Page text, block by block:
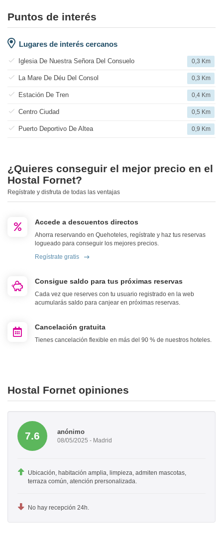
Puntos de interés
Lugares de interés cercanos
Iglesia De Nuestra Señora Del Consuelo 0,3 Km
La Mare De Déu Del Consol 0,3 Km
Estación De Tren 0,4 Km
Centro Ciudad 0,5 Km
Puerto Deportivo De Altea 0,9 Km
¿Quieres conseguir el mejor precio en el
Hostal Fornet?
Regístrate y disfruta de todas las ventajas
Accede a descuentos directos
Ahorra reservando en Quehoteles, regístrate y haz tus reservas
logueado para conseguir los mejores precios.
Regístrate gratis
Consigue saldo para tus próximas reservas
Cada vez que reserves con tu usuario registrado en la web
acumularás saldo para canjear en próximas reservas.
Cancelación gratuita
Tienes cancelación flexible en más del 90 % de nuestros hoteles.
Hostal Fornet opiniones
7.6 anónimo
08/05/2025 - Madrid
Ubicación, habitación amplia, limpieza, admiten mascotas,
terraza común, atención prersonalizada.
No hay recepción 24h.